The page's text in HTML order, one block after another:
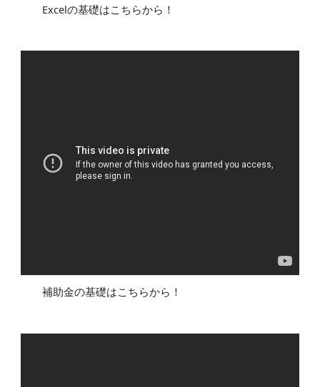
Excelの基礎はこちらから！
補助金の基礎はこちらから！